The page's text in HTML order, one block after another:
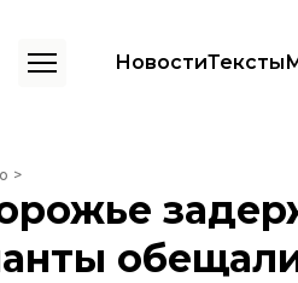
НовостиТексты
корректировщика огня,